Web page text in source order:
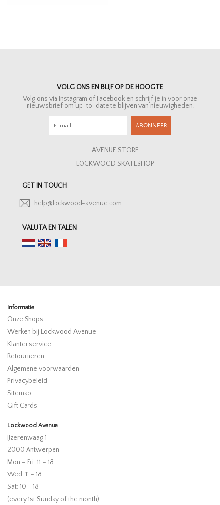
VOLG ONS EN BLIJF OP DE HOOGTE
Volg ons via Instagram of Facebook en schrijf je in voor onze
nieuwsbrief om up-to-date te blijven van nieuwigheden.
ABONNEER
AVENUE STORE
LOCKWOOD SKATESHOP
GET IN TOUCH
help@lockwood-avenue.com
VALUTA EN TALEN
Informatie
Onze Shops
Werken bij Lockwood Avenue
Klantenservice
Retourneren
Algemene voorwaarden
Privacybeleid
Sitemap
Gift Cards
Lockwood Avenue
IJzerenwaag 1
2000 Antwerpen
Mon – Fri: 11 – 18
Wed: 11 – 18
Sat: 10 – 18
(every 1st Sunday of the month)